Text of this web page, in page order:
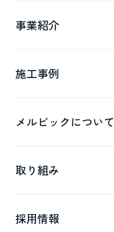
事業紹介
施工事例
メルビックについて
取り組み
採用情報